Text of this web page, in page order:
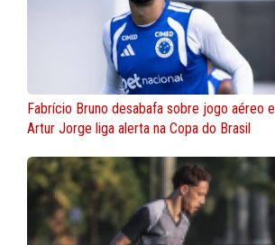
Fabrício Bruno desabafa sobre jogo aéreo e
Artur Jorge liga alerta na Copa do Brasil